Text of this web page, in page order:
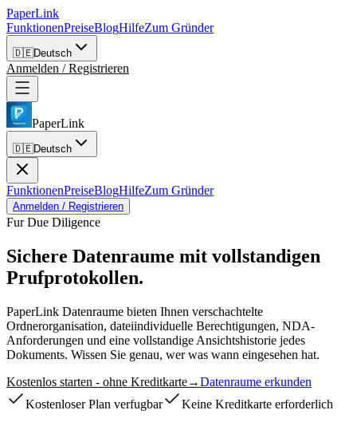
PaperLink
FunktionenPreiseBlogHilfeZum Gründer
🇩🇪Deutsch
Anmelden / Registrieren
PaperLink
🇩🇪Deutsch
FunktionenPreiseBlogHilfeZum Gründer
Anmelden / Registrieren
Fur Due Diligence
Sichere Datenraume mit vollstandigen
Prufprotokollen.
PaperLink Datenraume bieten Ihnen verschachtelte
Ordnerorganisation, dateiindividuelle Berechtigungen, NDA-
Anforderungen und eine vollstandige Ansichtshistorie jedes
Dokuments. Wissen Sie genau, wer was wann eingesehen hat.
Kostenlos starten - ohne Kreditkarte→Datenraume erkunden
Kostenloser Plan verfugbar
Keine Kreditkarte erforderlich